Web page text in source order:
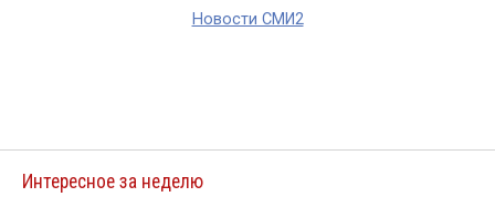
Новости СМИ2
Интересное за неделю